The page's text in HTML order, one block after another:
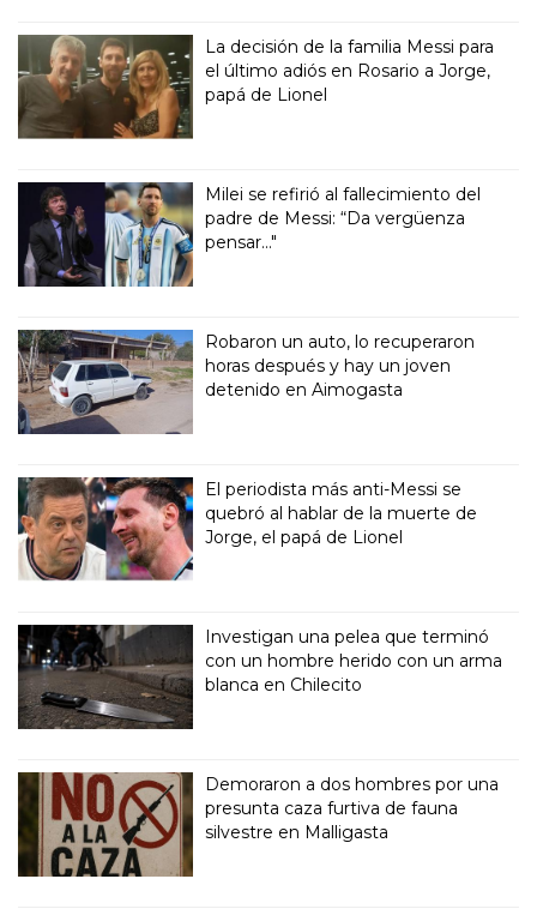
La decisión de la familia Messi para
el último adiós en Rosario a Jorge,
papá de Lionel
Milei se refirió al fallecimiento del
padre de Messi: “Da vergüenza
pensar..."
Robaron un auto, lo recuperaron
horas después y hay un joven
detenido en Aimogasta
El periodista más anti-Messi se
quebró al hablar de la muerte de
Jorge, el papá de Lionel
Investigan una pelea que terminó
con un hombre herido con un arma
blanca en Chilecito
Demoraron a dos hombres por una
presunta caza furtiva de fauna
silvestre en Malligasta